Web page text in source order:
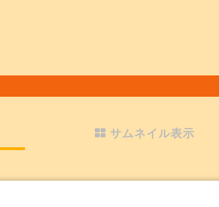
サムネイル表示